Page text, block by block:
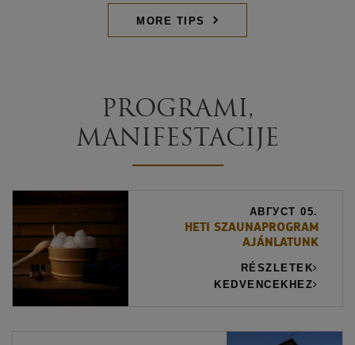
MORE TIPS
PROGRAMI,
MANIFESTACIJE
АВГУСТ 05.
HETI SZAUNAPROGRAM
AJÁNLATUNK
RÉSZLETEK
KEDVENCEKHEZ